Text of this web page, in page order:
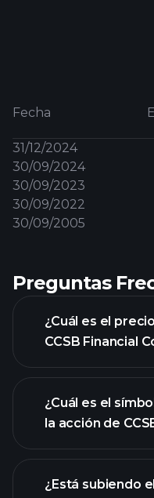
Fecha
31/12/2024
30/09/2024
30/09/2023
30/09/2022
30/09/2005
Preguntas
¿Cuál es el
CCSB Financial
gráfico avanzado
¿Cuál es el
la acción de
¿Está subiendo